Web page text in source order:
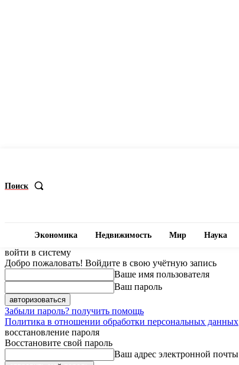
Поиск
Экономика Недвижимость Мир Наука
войти в систему
Добро пожаловать! Войдите в свою учётную запись
Ваше имя пользователя
Ваш пароль
Забыли пароль? получить помощь
Политика в отношении обработки персональных данных
восстановление пароля
Восстановите свой пароль
Ваш адрес электронной почты